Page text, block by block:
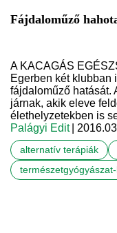
Fájdaloműző
A KACAGÁS
Egerben két klubban
fájdaloműző hatását.
járnak, akik eleve
élethelyzetekben is
Palágyi Edit
|
alternatív terápiák